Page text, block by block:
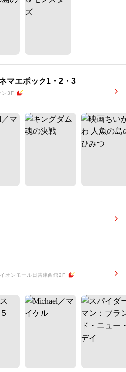
マエポック1・2・3
ン3F
オンモール日吉津西館2F